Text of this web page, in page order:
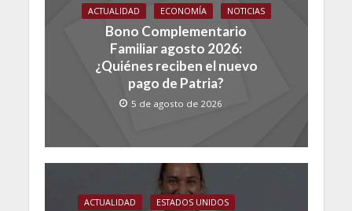
ACTUALIDAD ECONOMÍA NOTICIAS
Bono Complementario
Familiar agosto 2026:
¿Quiénes reciben el nuevo
pago de Patria?
5 de agosto de 2026
ACTUALIDAD
ESTADOS UNIDOS